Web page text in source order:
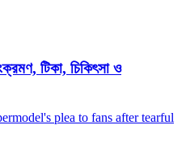
টিকা, চিকিৎসা ও